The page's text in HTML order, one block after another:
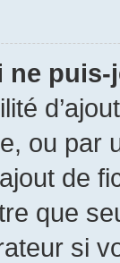
ne
ou par
de
que
si